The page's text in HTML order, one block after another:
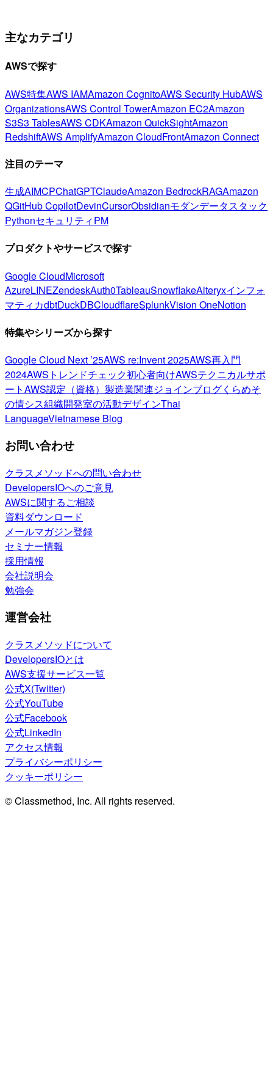
主なカテゴリ
AWSで探す
AWS特集AWS IAMAmazon CognitoAWS Security HubAWS
OrganizationsAWS Control TowerAmazon EC2Amazon
S3S3 TablesAWS CDKAmazon QuickSightAmazon
RedshiftAWS AmplifyAmazon CloudFrontAmazon Connect
注目のテーマ
生成AIMCPChatGPTClaudeAmazon BedrockRAGAmazon
QGitHub CopilotDevinCursorObsidianモダンデータスタック
PythonセキュリティPM
プロダクトやサービスで探す
Google CloudMicrosoft
AzureLINEZendeskAuth0TableauSnowflakeAlteryxインフォ
マティカdbtDuckDBCloudflareSplunkVision OneNotion
特集やシリーズから探す
Google Cloud Next ’25AWS re:Invent 2025AWS再入門
2024AWSトレンドチェック初心者向けAWSテクニカルサポ
ートAWS認定（資格） 製造業関連ジョインブログくらめそ
の情シス組織開発室の活動デザインThai
LanguageVietnamese Blog
お問い合わせ
クラスメソッドへの問い合わせ
DevelopersIOへのご意見
AWSに関するご相談
資料ダウンロード
メールマガジン登録
セミナー情報
採用情報
会社説明会
勉強会
運営会社
クラスメソッドについて
DevelopersIOとは
AWS支援サービス一覧
公式X(Twitter)
公式YouTube
公式Facebook
公式LinkedIn
アクセス情報
プライバシーポリシー
クッキーポリシー
© Classmethod, Inc. All rights reserved.